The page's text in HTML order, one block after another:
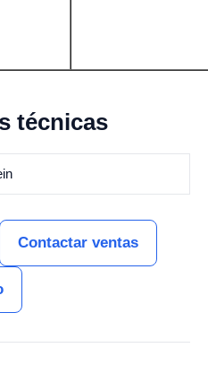
técnicas
Contactar ventas